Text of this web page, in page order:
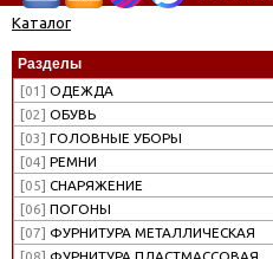
Каталог
Разделы
[01] ОДЕЖДА
[02] ОБУВЬ
[03] ГОЛОВНЫЕ УБОРЫ
[04] РЕМНИ
[05] СНАРЯЖЕНИЕ
[06] ПОГОНЫ
[07] ФУРНИТУРА МЕТАЛЛИЧЕСКАЯ